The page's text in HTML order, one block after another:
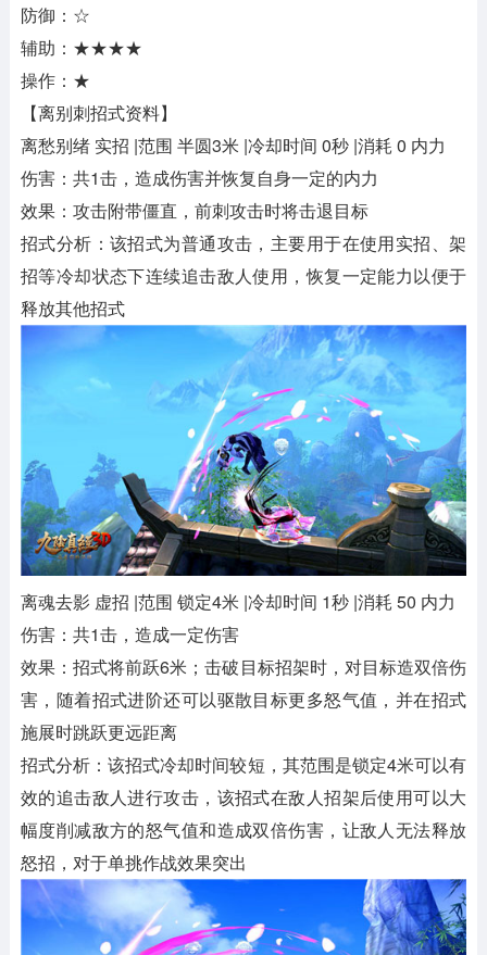
防御：☆
辅助：★★★★
操作：★
【离别刺招式资料】
离愁别绪 实招 |范围 半圆3米 |冷却时间 0秒 |消耗 0 内力
伤害：共1击，造成伤害并恢复自身一定的内力
效果：攻击附带僵直，前刺攻击时将击退目标
招式分析：该招式为普通攻击，主要用于在使用实招、架
招等冷却状态下连续追击敌人使用，恢复一定能力以便于
释放其他招式
离魂去影 虚招 |范围 锁定4米 |冷却时间 1秒 |消耗 50 内力
伤害：共1击，造成一定伤害
效果：招式将前跃6米；击破目标招架时，对目标造双倍伤
害，随着招式进阶还可以驱散目标更多怒气值，并在招式
施展时跳跃更远距离
招式分析：该招式冷却时间较短，其范围是锁定4米可以有
效的追击敌人进行攻击，该招式在敌人招架后使用可以大
幅度削减敌方的怒气值和造成双倍伤害，让敌人无法释放
怒招，对于单挑作战效果突出